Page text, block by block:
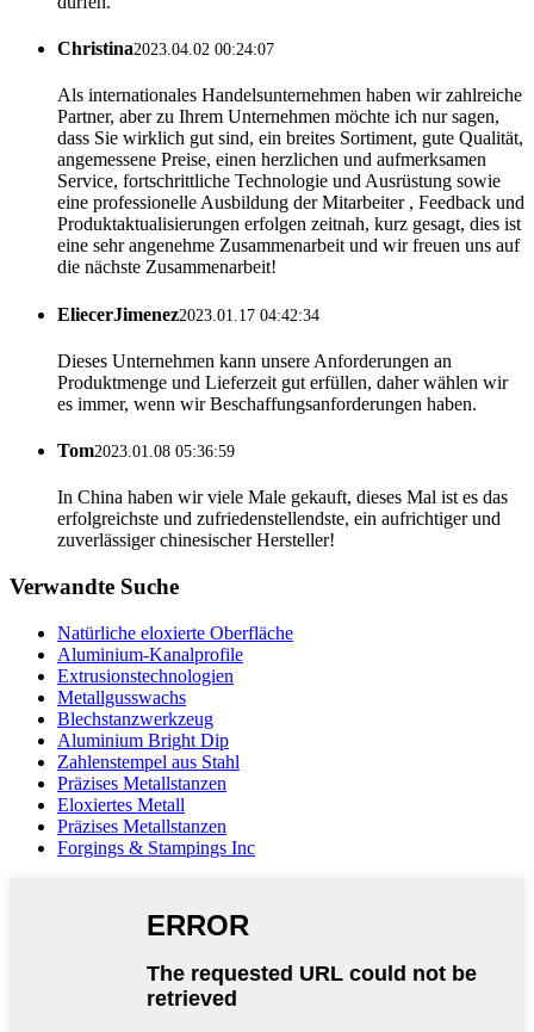
Christina2023.04.02 00:24:07
Als internationales Handelsunternehmen haben wir zahlreiche
Partner, aber zu Ihrem Unternehmen möchte ich nur sagen,
dass Sie wirklich gut sind, ein breites Sortiment, gute Qualität,
angemessene Preise, einen herzlichen und aufmerksamen
Service, fortschrittliche Technologie und Ausrüstung sowie
eine professionelle Ausbildung der Mitarbeiter , Feedback und
Produktaktualisierungen erfolgen zeitnah, kurz gesagt, dies ist
eine sehr angenehme Zusammenarbeit und wir freuen uns auf
die nächste Zusammenarbeit!
EliecerJimenez2023.01.17 04:42:34
Dieses Unternehmen kann unsere Anforderungen an
Produktmenge und Lieferzeit gut erfüllen, daher wählen wir
es immer, wenn wir Beschaffungsanforderungen haben.
Tom2023.01.08 05:36:59
In China haben wir viele Male gekauft, dieses Mal ist es das
erfolgreichste und zufriedenstellendste, ein aufrichtiger und
zuverlässiger chinesischer Hersteller!
Verwandte Suche
Natürliche eloxierte Oberfläche
Aluminium-Kanalprofile
Extrusionstechnologien
Metallgusswachs
Blechstanzwerkzeug
Aluminium Bright Dip
Zahlenstempel aus Stahl
Präzises Metallstanzen
Eloxiertes Metall
Präzises Metallstanzen
Forgings & Stampings Inc